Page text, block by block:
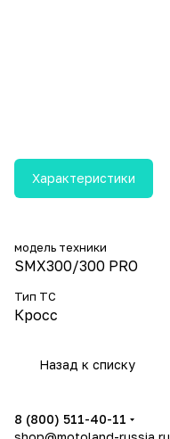
Характеристики
модель техники
SMX300/300 PRO
Тип ТС
Кросс
Назад к списку
8 (800) 511-40-11